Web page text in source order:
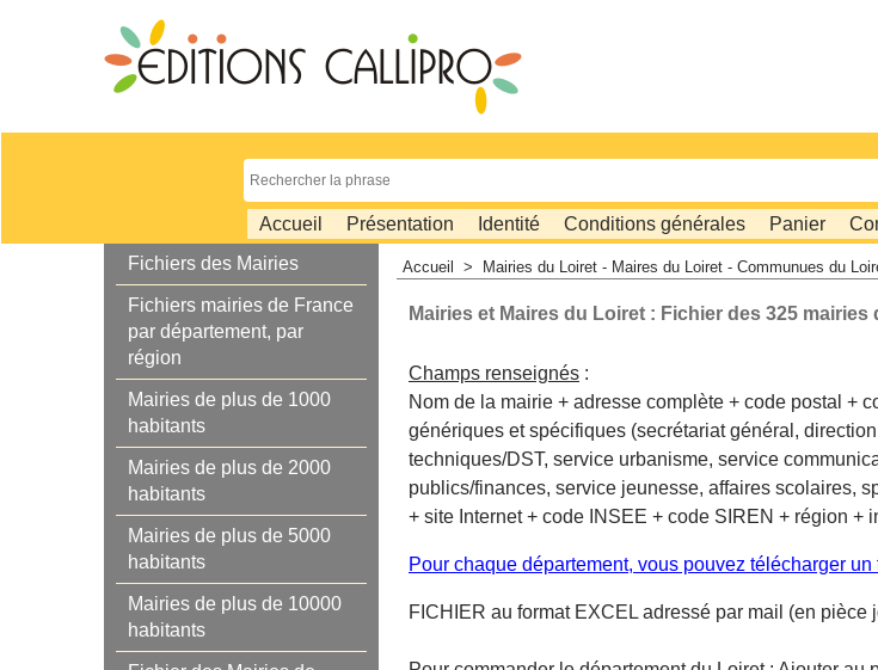
Accueil Présentation Identité Conditions générales Panier
Fichiers des Mairies
Fichiers mairies de France
par département, par
région
Mairies de plus de 1000
habitants
Mairies de plus de 2000
habitants
Mairies de plus de 5000
habitants
Mairies de plus de 10000
habitants
Accueil > Mairies du Loiret - Maires du Loiret - Communues du
Mairies et Maires du Loiret : Fichier des 325
Champs renseignés :
Nom de la mairie + adresse complète + code postal +
génériques et spécifiques (secrétariat général,
techniques/DST, service urbanisme, service
publics/finances, service jeunesse, affaires scolaires,
+ site Internet + code INSEE + code SIREN + région +
Pour chaque département, vous pouvez télécharger
FICHIER au format EXCEL adressé par